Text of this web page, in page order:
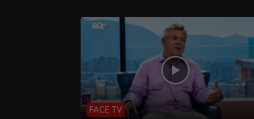
FACE TV